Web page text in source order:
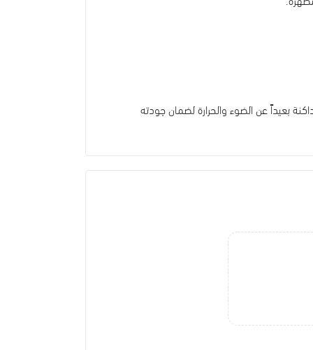
بعيداً عن الضوء والحرارة لضمان جودته